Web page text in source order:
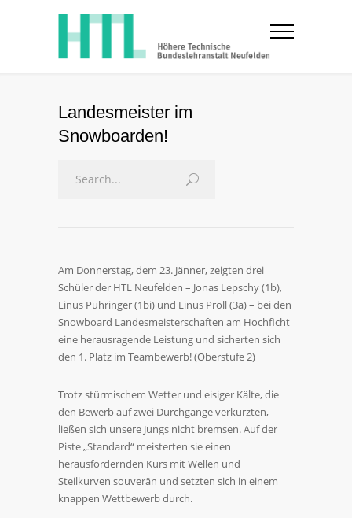
Landesmeister im
Snowboarden!
Am Donnerstag, dem 23. Jänner, zeigten drei
Schüler der HTL Neufelden – Jonas Lepschy (1b),
Linus Pühringer (1bi) und Linus Pröll (3a) – bei den
Snowboard Landesmeisterschaften am Hochficht
eine herausragende Leistung und sicherten sich
den 1. Platz im Teambewerb! (Oberstufe 2)
Trotz stürmischem Wetter und eisiger Kälte, die
den Bewerb auf zwei Durchgänge verkürzten,
ließen sich unsere Jungs nicht bremsen. Auf der
Piste „Standard“ meisterten sie einen
herausfordernden Kurs mit Wellen und
Steilkurven souverän und setzten sich in einem
knappen Wettbewerb durch.